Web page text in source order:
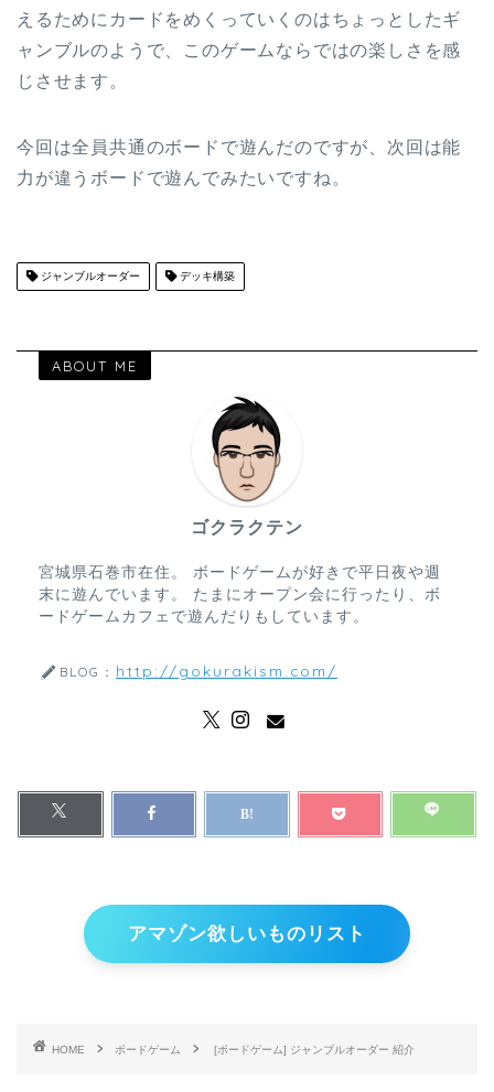
えるためにカードをめくっていくのはちょっとしたギ
ャンブルのようで、このゲームならではの楽しさを感
じさせます。
今回は全員共通のボードで遊んだのですが、次回は能
力が違うボードで遊んでみたいですね。
ジャンブルオーダー デッキ構築
ABOUT ME
ゴクラクテン
宮城県石巻市在住。 ボードゲームが好きで平日夜や週
末に遊んでいます。 たまにオープン会に行ったり、ボ
ードゲームカフェで遊んだりもしています。
BLOG： http://gokurakism.com/
アマゾン欲しいものリスト
HOME ボードゲーム [ボードゲーム] ジャンブルオーダー 紹介